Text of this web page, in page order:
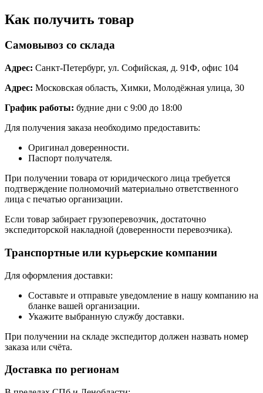
Как получить товар
Самовывоз со склада
Адрес: Санкт-Петербург, ул. Софийская, д. 91Ф, офис 104
Адрес: Московская область, Химки, Молодёжная улица, 30
График работы: будние дни с 9:00 до 18:00
Для получения заказа необходимо предоставить:
Оригинал доверенности.
Паспорт получателя.
При получении товара от юридического лица требуется
подтверждение полномочий материально ответственного
лица с печатью организации.
Если товар забирает грузоперевозчик, достаточно
экспедиторской накладной (доверенности перевозчика).
Транспортные или курьерские компании
Для оформления доставки:
Составьте и отправьте уведомление в нашу компанию на
бланке вашей организации.
Укажите выбранную службу доставки.
При получении на складе экспедитор должен назвать номер
заказа или счёта.
Доставка по регионам